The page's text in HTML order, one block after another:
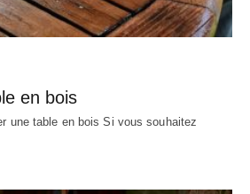
en bois
une table en bois Si vous souhaitez